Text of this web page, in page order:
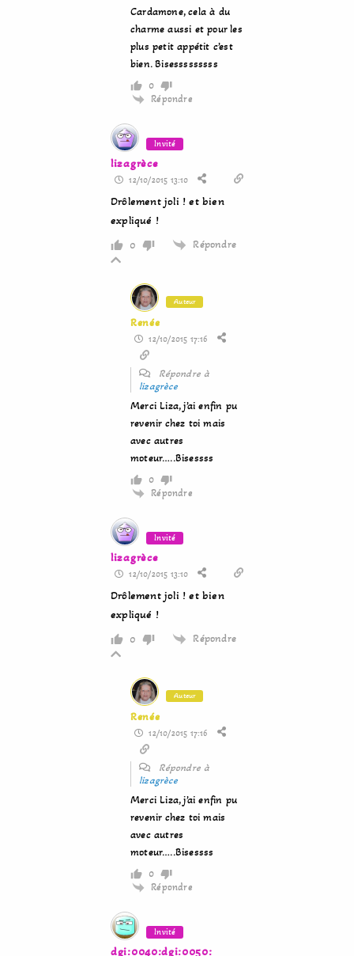
Cardamone, cela à du
charme aussi et pour les
plus petit appétit c’est
bien. Bisesssssssss
0
Répondre
Invité
lizagrèce
12/10/2015 13:10
Drôlement joli ! et bien
expliqué !
0 Répondre
Auteur
Renée
12/10/2015 17:16
Répondre à
lizagrèce
Merci Liza, j’ai enfin pu
revenir chez toi mais
avec autres
moteur…..Bisessss
0
Répondre
Invité
lizagrèce
12/10/2015 13:10
Drôlement joli ! et bien
expliqué !
0 Répondre
Auteur
Renée
12/10/2015 17:16
Répondre à
lizagrèce
Merci Liza, j’ai enfin pu
revenir chez toi mais
avec autres
moteur…..Bisessss
0
Répondre
Invité
dgi:0040:dgi:0050: